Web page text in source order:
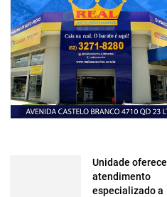
Unidade oferece
atendimento
especializado a